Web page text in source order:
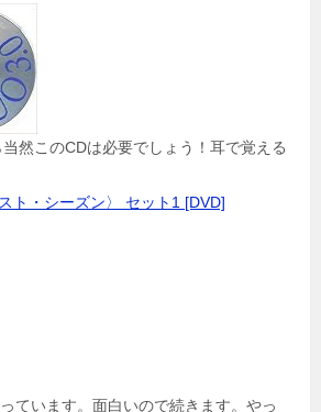
然このCDは必要でしょう！耳で覚える
ト・シーズン〉 セット1 [DVD]
ています。面白いので続きます。やっ